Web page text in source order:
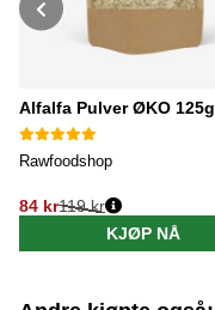
Alfalfa Pulver ØKO 125g
Rawfoodshop
84 kr
Vanlig pris:
119 kr
KJØP NÅ